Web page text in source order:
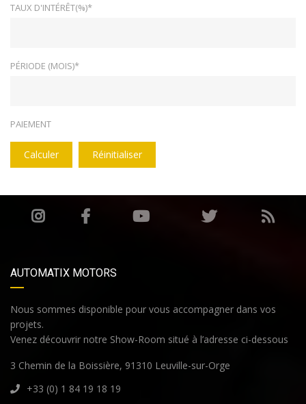
TAUX D'INTÉRÊT(%)*
PÉRIODE (MOIS)*
PAIEMENT
Calculer Réinitialiser
AUTOMATIX MOTORS
Nous sommes disponible pour vous accompagner dans vos
projets.
Venez découvrir notre Show-Room situé à l’adresse ci-dessous
3 Chemin de la Boissière, 91310 Leuville-sur-Orge
+33 (0) 1 84 19 18 19